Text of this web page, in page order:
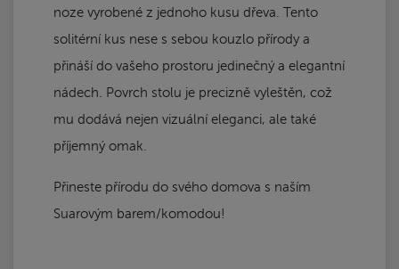
noze vyrobené z jednoho kusu dřeva. Tento
solitérní kus nese s sebou kouzlo přírody a
přináší do vašeho prostoru jedinečný a elegantní
nádech. Povrch stolu je precizně vyleštěn, což
mu dodává nejen vizuální eleganci, ale také
příjemný omak.
Přineste přírodu do svého domova s naším
Suarovým barem/komodou!